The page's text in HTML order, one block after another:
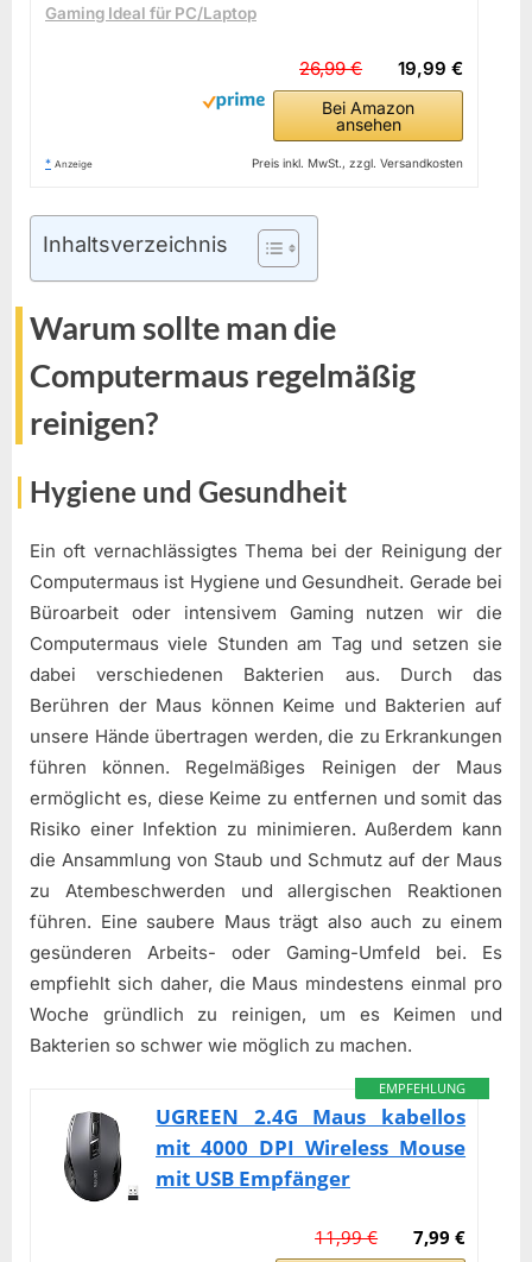
Gaming Ideal für PC/Laptop
19,99 €
26,99 €
Bei Amazon
ansehen
* Anzeige Preis inkl. MwSt., zzgl. Versandkosten
Inhaltsverzeichnis
Warum sollte man die
Computermaus regelmäßig
reinigen?
Hygiene und Gesundheit
Ein oft vernachlässigtes Thema bei der Reinigung der
Computermaus ist Hygiene und Gesundheit. Gerade bei
Büroarbeit oder intensivem Gaming nutzen wir die
Computermaus viele Stunden am Tag und setzen sie
dabei verschiedenen Bakterien aus. Durch das
Berühren der Maus können Keime und Bakterien auf
unsere Hände übertragen werden, die zu Erkrankungen
führen können. Regelmäßiges Reinigen der Maus
ermöglicht es, diese Keime zu entfernen und somit das
Risiko einer Infektion zu minimieren. Außerdem kann
die Ansammlung von Staub und Schmutz auf der Maus
zu Atembeschwerden und allergischen Reaktionen
führen. Eine saubere Maus trägt also auch zu einem
gesünderen Arbeits- oder Gaming-Umfeld bei. Es
empfiehlt sich daher, die Maus mindestens einmal pro
Woche gründlich zu reinigen, um es Keimen und
Bakterien so schwer wie möglich zu machen.
EMPFEHLUNG
UGREEN 2.4G Maus kabellos
mit 4000 DPI Wireless Mouse
mit USB Empfänger
7,99 €
11,99 €